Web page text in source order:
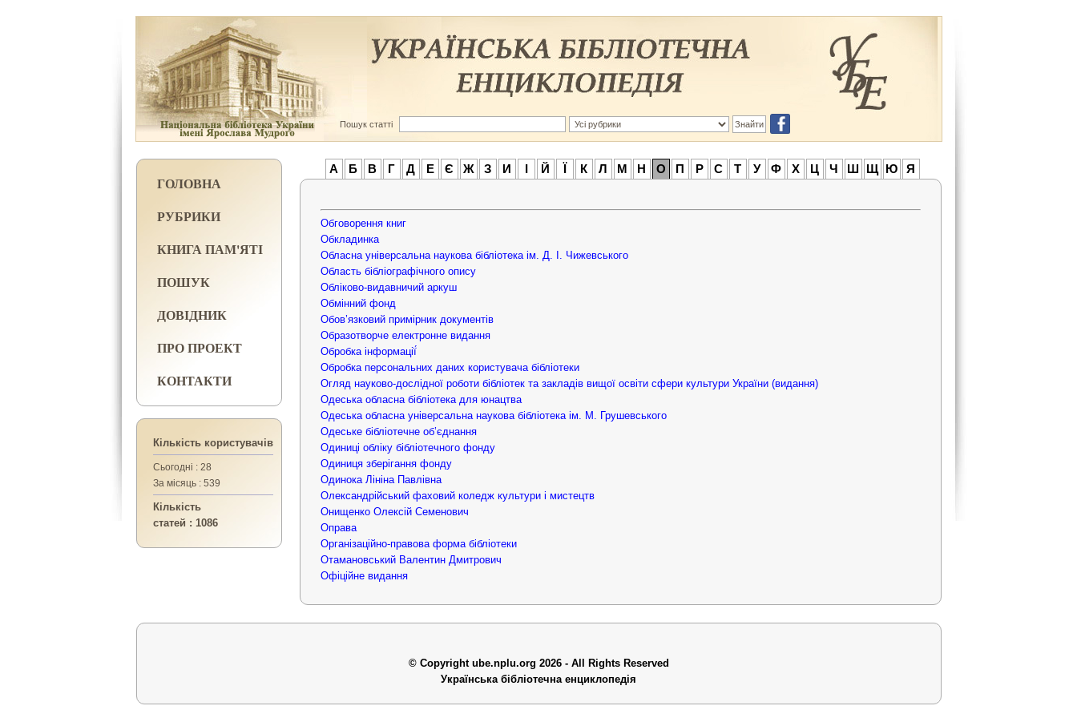
Пошук статті
ГОЛОВНА
РУБРИКИ
КНИГА ПАМ'ЯТІ
ПОШУК
ДОВІДНИК
ПРО ПРОЕКТ
КОНТАКТИ
Кількість користувачів
Сьогодні : 28
За місяць : 539
Кількість
статей : 1086
А Б В Г Д Е Є Ж З И І Й Ї К Л М Н О П Р С Т У Ф Х Ц Ч Ш Щ Ю Я
Обговорення книг
Обкладинка
Обласна універсальна наукова бібліотека ім. Д. І. Чижевського
Область бібліографічного опису
Обліково-видавничий аркуш
Обмінний фонд
Обов’язковий примірник документів
Образотворче електронне видання
Обробка інформації́
Обробка персональних даних користувача бібліотеки
Огляд науково-дослідної роботи бібліотек та закладів вищої освіти сфери культури України (видання)
Одеська обласна бібліотека для юнацтва
Одеська обласна універсальна наукова бібліотека ім. М. Грушевського
Одеське бібліотечне об’єднання
Одиниці обліку бібліотечного фонду
Одиниця зберігання фонду
Одинока Лініна Павлівна
Олександрійський фаховий коледж культури і мистецтв
Онищенко Олексій Семенович
Оправа
Організаційно-правова форма бібліотеки
Отамановський Валентин Дмитрович
Офіційне видання
© Copyright ube.nplu.org 2026 - All Rights Reserved
Українська бібліотечна енциклопедія